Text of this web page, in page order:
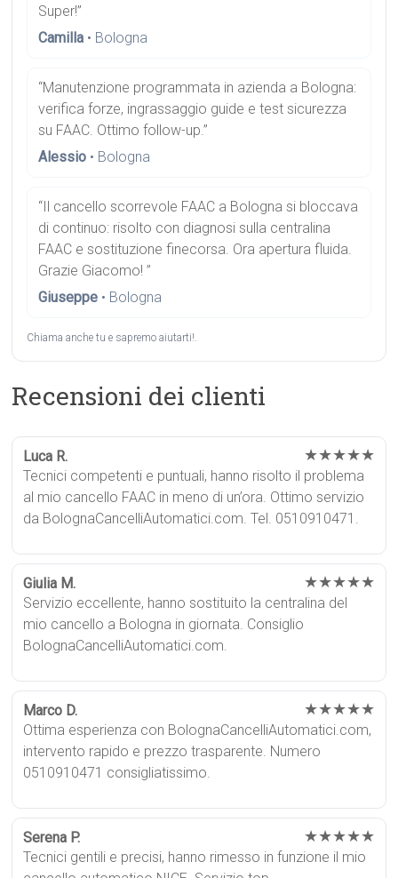
Super!”
Camilla • Bologna
“Manutenzione programmata in azienda a Bologna:
verifica forze, ingrassaggio guide e test sicurezza
su FAAC. Ottimo follow-up.”
Alessio • Bologna
“Il cancello scorrevole FAAC a Bologna si bloccava
di continuo: risolto con diagnosi sulla centralina
FAAC e sostituzione finecorsa. Ora apertura fluida.
Grazie Giacomo! ”
Giuseppe • Bologna
Chiama anche tu e sapremo aiutarti!.
Recensioni dei clienti
Luca R. ★★★★★
Tecnici competenti e puntuali, hanno risolto il problema
al mio cancello FAAC in meno di un’ora. Ottimo servizio
da BolognaCancelliAutomatici.com. Tel. 0510910471.
Giulia M. ★★★★★
Servizio eccellente, hanno sostituito la centralina del
mio cancello a Bologna in giornata. Consiglio
BolognaCancelliAutomatici.com.
Marco D. ★★★★★
Ottima esperienza con BolognaCancelliAutomatici.com,
intervento rapido e prezzo trasparente. Numero
0510910471 consigliatissimo.
Serena P. ★★★★★
Tecnici gentili e precisi, hanno rimesso in funzione il mio